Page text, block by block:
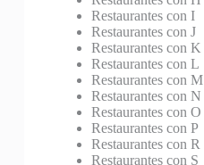
Restaurantes con I
Restaurantes con J
Restaurantes con K
Restaurantes con L
Restaurantes con M
Restaurantes con N
Restaurantes con O
Restaurantes con P
Restaurantes con R
Restaurantes con S